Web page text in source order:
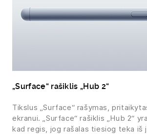
„Surface“ rašiklis „Hub 2“
Tikslus „Surface“ rašymas,
ekranui. „Surface“ rašiklis „Hub 2“
kad regis, jog rašalas tiesiog teka iš